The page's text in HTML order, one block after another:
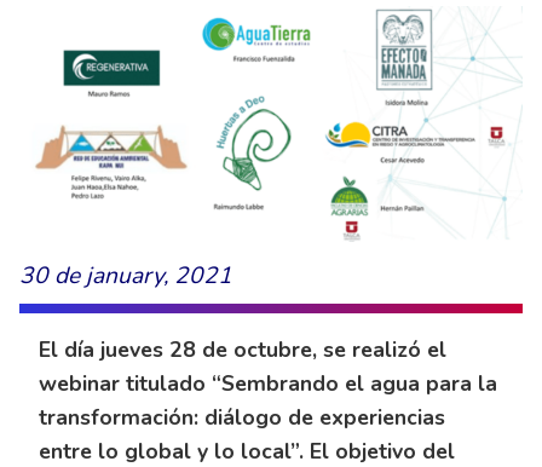
30 de january, 2021
El día jueves 28 de octubre, se realizó el
webinar titulado “Sembrando el agua para la
transformación: diálogo de experiencias
entre lo global y lo local”. El objetivo del